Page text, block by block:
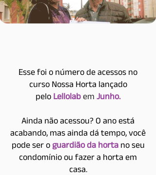
Esse foi o número de acessos no
curso Nossa Horta lançado
pelo Lellolab em Junho.
Ainda não acessou? O ano está
acabando, mas ainda dá tempo, você
pode ser o guardião da horta no seu
condomínio ou fazer a horta em
casa.